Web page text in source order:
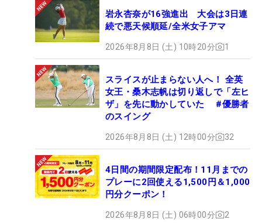
岩永杏奈が16強進出 大会は3日連
続で悪天候順延/全米女子アマ
2026年8月8日 (土) 10時20分 1
スライスが止まらない人へ！ 全英
女王・桑木志帆は切り返しで「左ヒ
ザ」を先に動かしていた #優勝者
のスイング
2026年8月8日 (土) 12時00分 32
4日間の期間限定配布！11月までの
プレーに2回使える1,500円＆1,000
円分クーポン！
2026年8月8日 (土) 06時00分 2